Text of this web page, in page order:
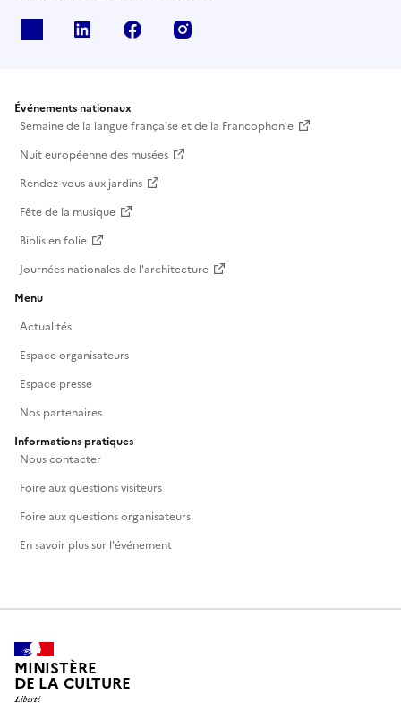
Linkedin Facebook
Événements nationaux
Semaine de la langue française et de la Francophonie
Nuit européenne des musées
Rendez-vous aux jardins
Fête de la musique
Biblis en folie
Journées nationales de l'architecture
Menu
Actualités
Espace organisateurs
Espace presse
Nos partenaires
Informations pratiques
Nous contacter
Foire aux questions visiteurs
Foire aux questions organisateurs
En savoir plus sur l'événement
MINISTÈRE
DE LA CULTURE